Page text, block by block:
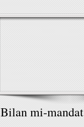
Bilan mi-mandat